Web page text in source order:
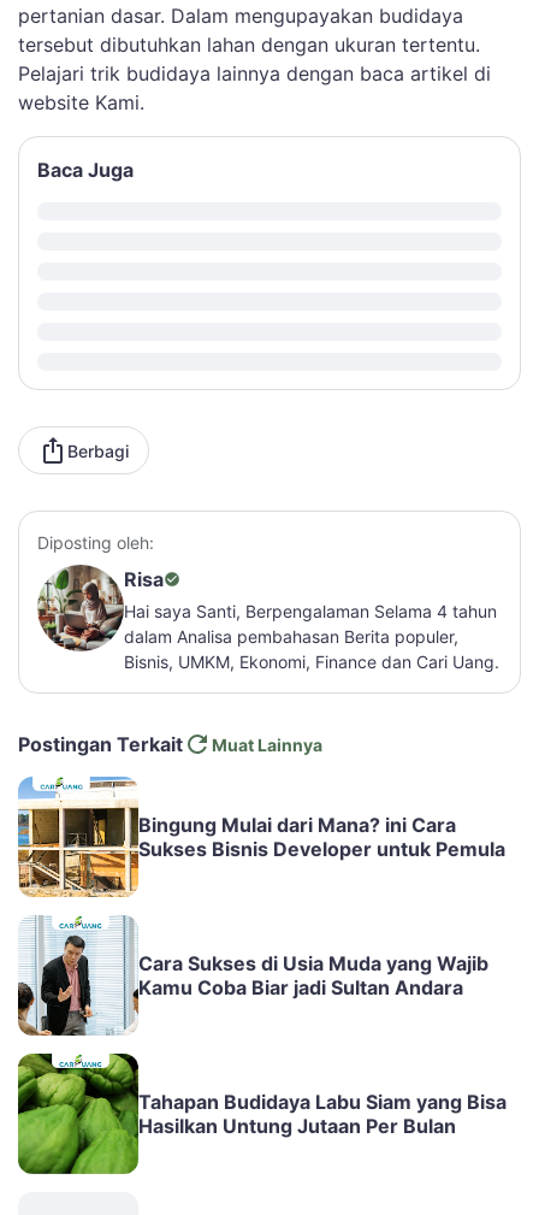
pertanian dasar. Dalam mengupayakan budidaya
tersebut dibutuhkan lahan dengan ukuran tertentu.
Pelajari trik budidaya lainnya dengan baca artikel di
website Kami.
Baca Juga
Berbagi
Diposting oleh:
Risa
Hai saya Santi, Berpengalaman Selama 4 tahun
dalam Analisa pembahasan Berita populer,
Bisnis, UMKM, Ekonomi, Finance dan Cari Uang.
Postingan Terkait Muat Lainnya
Bingung Mulai dari Mana? ini Cara
Sukses Bisnis Developer untuk Pemula
Cara Sukses di Usia Muda yang Wajib
Kamu Coba Biar jadi Sultan Andara
Tahapan Budidaya Labu Siam yang Bisa
Hasilkan Untung Jutaan Per Bulan